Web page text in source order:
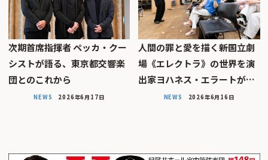
次期首席指揮者 ペッカ・クー
シストが語る、東京都交響楽
団とのこれから
NEWS 2026年6月17日
人間の罪と愛を描く――新国立劇
場《エレクトラ》の世界を演
出家ヨハネス・エラートが…
NEWS 2026年6月16日